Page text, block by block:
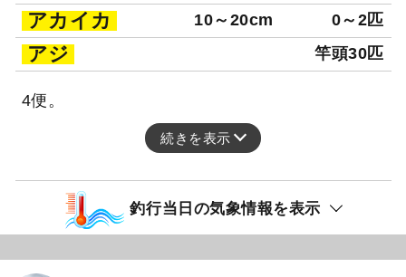
アカイカ
10～20cm 0～2匹
アジ 竿頭30匹
4便。
続きを表示
釣行当日の気象情報を表示